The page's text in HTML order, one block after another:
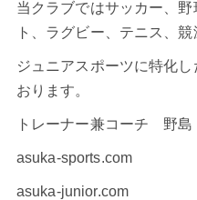
当クラブではサッカー、
ト、ラグビー、テニス、
ジュニアスポーツに特化
おります。
トレーナー兼コーチ 野島
asuka-sports.com
asuka-junior.com